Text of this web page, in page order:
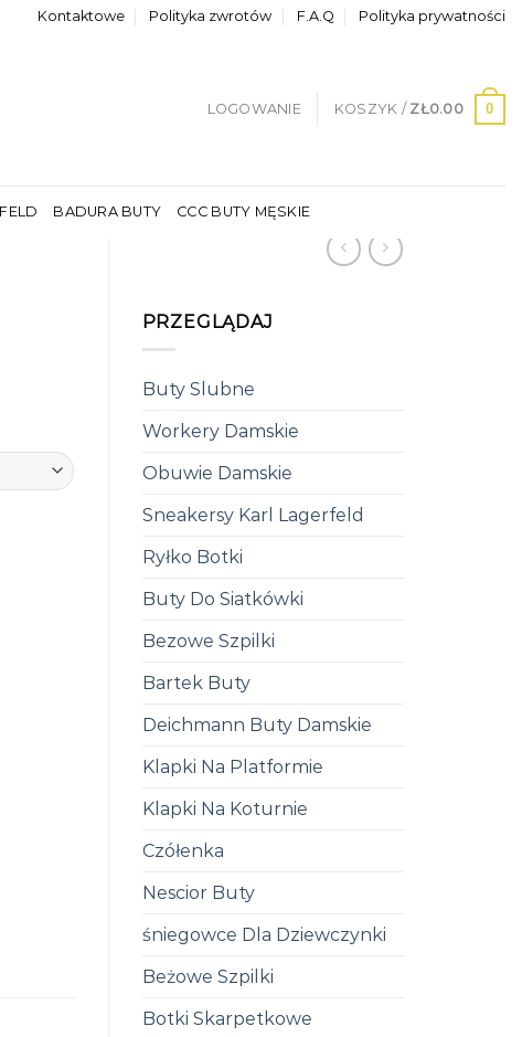
Kontaktowe Polityka zwrotów F.A.Q Polityka prywatności
LOGOWANIE KOSZYK / ZŁ0.00 0
BADURA BUTY CCC BUTY MĘSKIE
PRZEGLĄDAJ
Buty Slubne
Workery Damskie
Obuwie Damskie
Sneakersy Karl Lagerfeld
Ryłko Botki
Buty Do Siatkówki
Bezowe Szpilki
Bartek Buty
Deichmann Buty Damskie
Klapki Na Platformie
Klapki Na Koturnie
Czółenka
Nescior Buty
śniegowce Dla Dziewczynki
Beżowe Szpilki
Botki Skarpetkowe